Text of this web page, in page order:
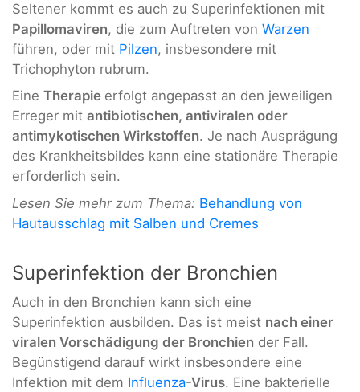
Seltener kommt es auch zu Superinfektionen mit
Papillomaviren, die zum Auftreten von Warzen
führen, oder mit Pilzen, insbesondere mit
Trichophyton rubrum.
Eine Therapie erfolgt angepasst an den jeweiligen
Erreger mit antibiotischen, antiviralen oder
antimykotischen Wirkstoffen. Je nach Ausprägung
des Krankheitsbildes kann eine stationäre Therapie
erforderlich sein.
Lesen Sie mehr zum Thema: Behandlung von
Hautausschlag mit Salben und Cremes
Superinfektion der Bronchien
Auch in den Bronchien kann sich eine
Superinfektion ausbilden. Das ist meist nach einer
viralen Vorschädigung der Bronchien der Fall.
Begünstigend darauf wirkt insbesondere eine
Infektion mit dem Influenza-Virus. Eine bakterielle